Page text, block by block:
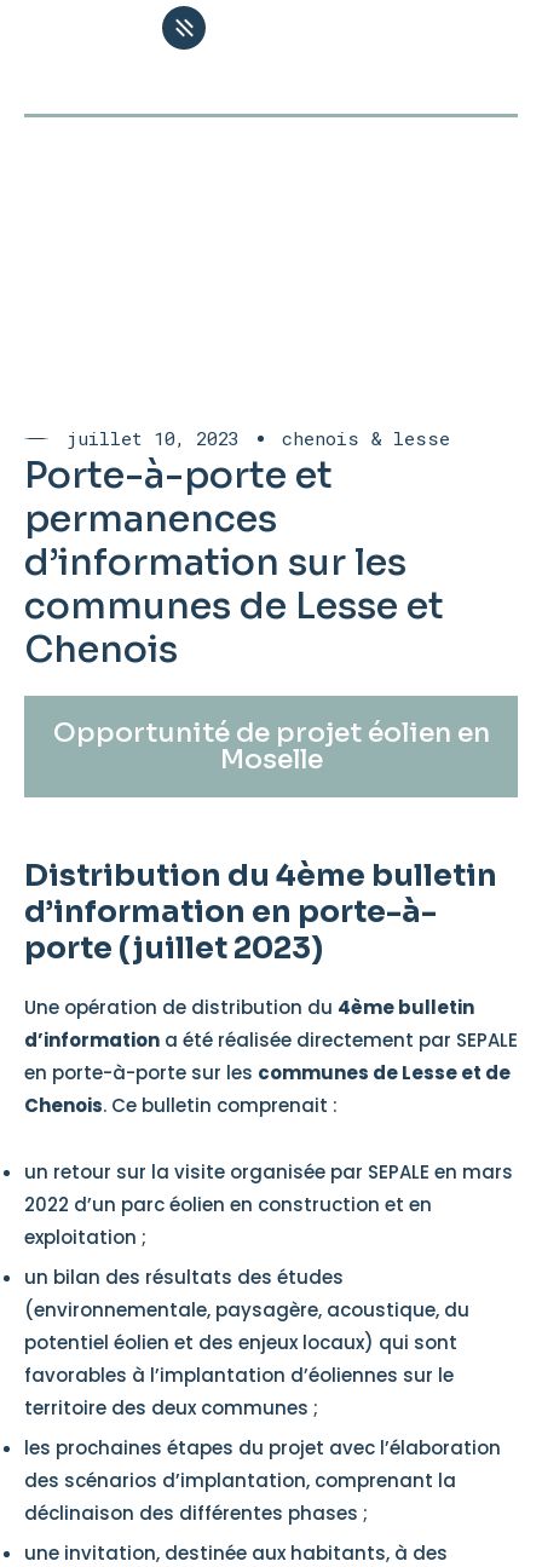
juillet 10, 2023 chenois & lesse
Porte-à-porte et
permanences
d’information sur les
communes de Lesse et
Chenois
Opportunité de projet éolien en
Moselle
Distribution du 4ème bulletin
d’information en porte-à-
porte (juillet 2023)
Une opération de distribution du 4ème bulletin
d’information a été réalisée directement par SEPALE
en porte-à-porte sur les communes de Lesse et de
Chenois. Ce bulletin comprenait :
un retour sur la visite organisée par SEPALE en mars
2022 d’un parc éolien en construction et en
exploitation ;
un bilan des résultats des études
(environnementale, paysagère, acoustique, du
potentiel éolien et des enjeux locaux) qui sont
favorables à l’implantation d’éoliennes sur le
territoire des deux communes ;
les prochaines étapes du projet avec l’élaboration
des scénarios d’implantation, comprenant la
déclinaison des différentes phases ;
une invitation, destinée aux habitants, à des